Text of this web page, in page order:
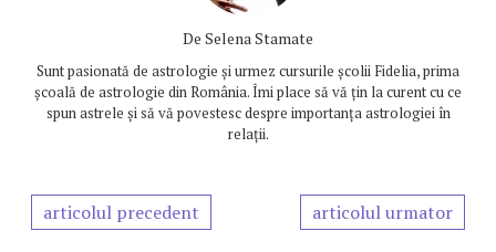
De Selena Stamate
Sunt pasionată de astrologie și urmez cursurile școlii Fidelia, prima
școală de astrologie din România. Îmi place să vă țin la curent cu ce
spun astrele și să vă povestesc despre importanța astrologiei în
relații.
articolul precedent articolul urmator